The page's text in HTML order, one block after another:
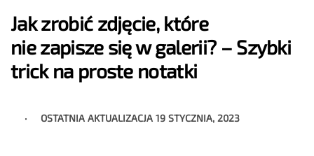
Jak zrobić zdjęcie, które
nie zapisze się w galerii? – Szybki
trick na proste notatki
OSTATNIA AKTUALIZACJA19 STYCZNIA, 2023